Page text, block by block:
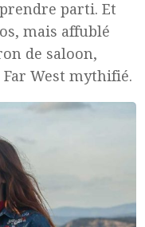
parti. Et
mais affublé
de saloon,
West mythifié.